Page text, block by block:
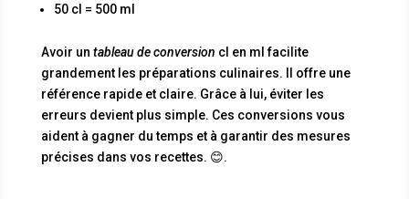
50 cl = 500 ml
Avoir un tableau de conversion cl en ml facilite
grandement les préparations culinaires. Il offre une
référence rapide et claire. Grâce à lui, éviter les
erreurs devient plus simple. Ces conversions vous
aident à gagner du temps et à garantir des mesures
précises dans vos recettes. 😊.